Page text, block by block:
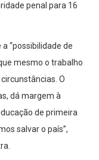
penal para 16
“possibilidade de
mesmo o trabalho
O
dá margem à
de primeira
salvar o país”,